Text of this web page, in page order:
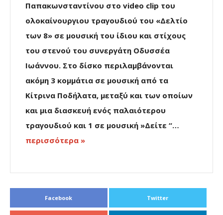
Παπακωνσταντίνου στο video clip του
ολοκαίνουργιου τραγουδιού του «Δελτίο
των 8» σε μουσική του ίδιου και στίχους
του στενού του συνεργάτη Οδυσσέα
Ιωάννου. Στο δίσκο περιλαμβάνονται
ακόμη 3 κομμάτια σε μουσική από τα
Κίτρινα Ποδήλατα, μεταξύ και των οποίων
και μια διασκευή ενός παλαιότερου
τραγουδιού και 1 σε μουσική »Δείτε “…
περισσότερα »
Facebook Twitter